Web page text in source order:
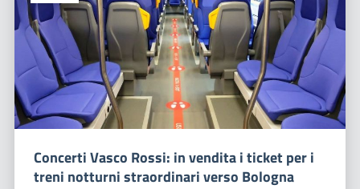
Concerti Vasco Rossi: in vendita i ticket per i
treni notturni straordinari verso Bologna